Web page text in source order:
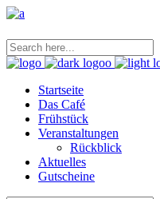
Startseite
Das Café
Frühstück
Veranstaltungen
Rückblick
Aktuelles
Gutscheine